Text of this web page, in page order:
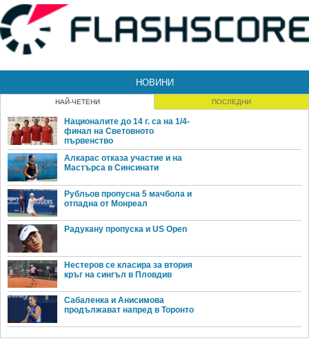
НОВИНИ
НАЙ-ЧЕТЕНИ ПОСЛЕДНИ
Националите до 14 г. са на 1/4-
финал на Световното
първенство
Алкарас отказа участие и на
Мастърса в Синсинати
Рубльов пропусна 5 мачбола и
отпадна от Монреал
Радукану пропуска и US Open
Нестеров се класира за втория
кръг на сингъл в Пловдив
Сабаленка и Анисимова
продължават напред в Торонто